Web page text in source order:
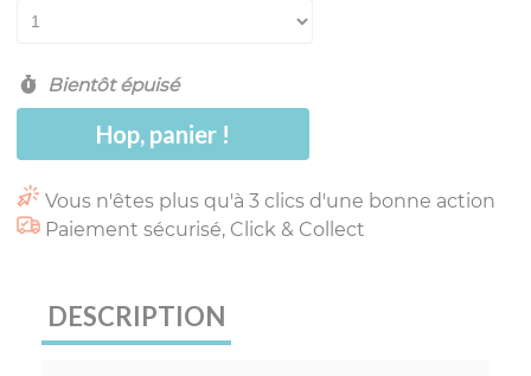
Bientôt épuisé
Hop, panier !
Vous n'êtes plus qu'à 3 clics d'une bonne action
Paiement sécurisé, Click & Collect
DESCRIPTION